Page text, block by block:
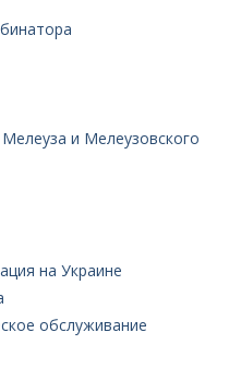
и Мелеузовского
на Украине
обслуживание